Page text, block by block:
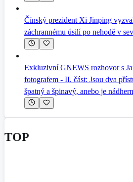
Čínský prezident Xi Jinping
záchrannému úsilí po nehodě v
Exkluzivní GNEWS rozhovor s
fotografem - II. část: Jsou dva
špatný a špinavý, anebo je
TOP